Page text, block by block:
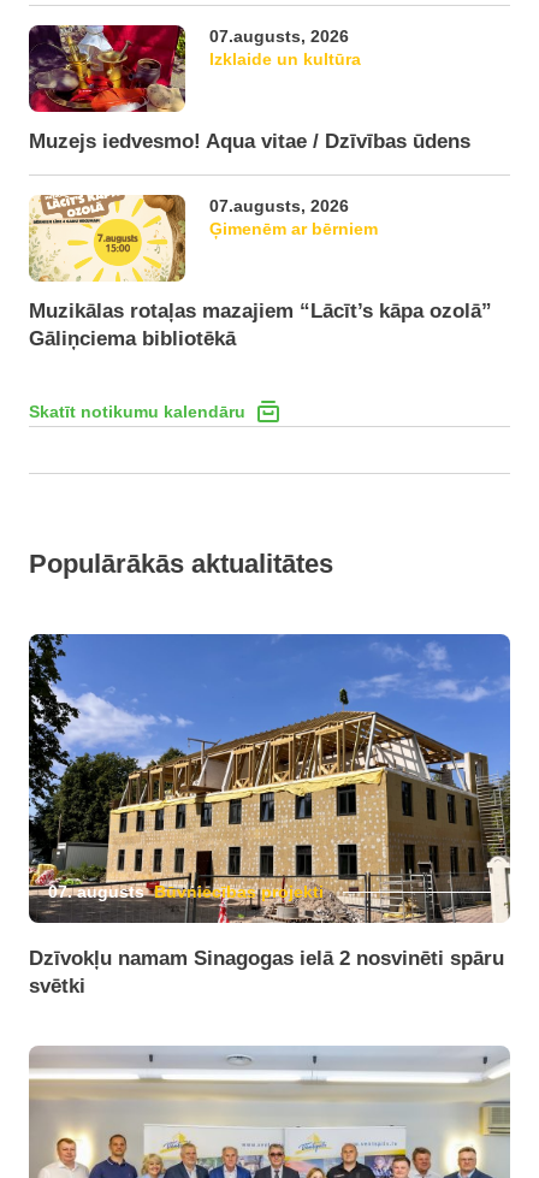
07.augusts, 2026
Izklaide un kultūra
Muzejs iedvesmo! Aqua vitae / Dzīvības ūdens
07.augusts, 2026
Ģimenēm ar bērniem
Muzikālas rotaļas mazajiem “Lācīt’s kāpa ozolā”
Gāliņciema bibliotēkā
Skatīt notikumu kalendāru
Populārākās aktualitātes
07. augusts Būvniecības projekti
Dzīvokļu namam Sinagogas ielā 2 nosvinēti spāru
svētki